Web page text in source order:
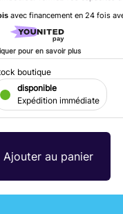
Ajouter au panier
avec financement en 24 fois
pour en savoir plus
boutique
disponible
Expédition immédiate